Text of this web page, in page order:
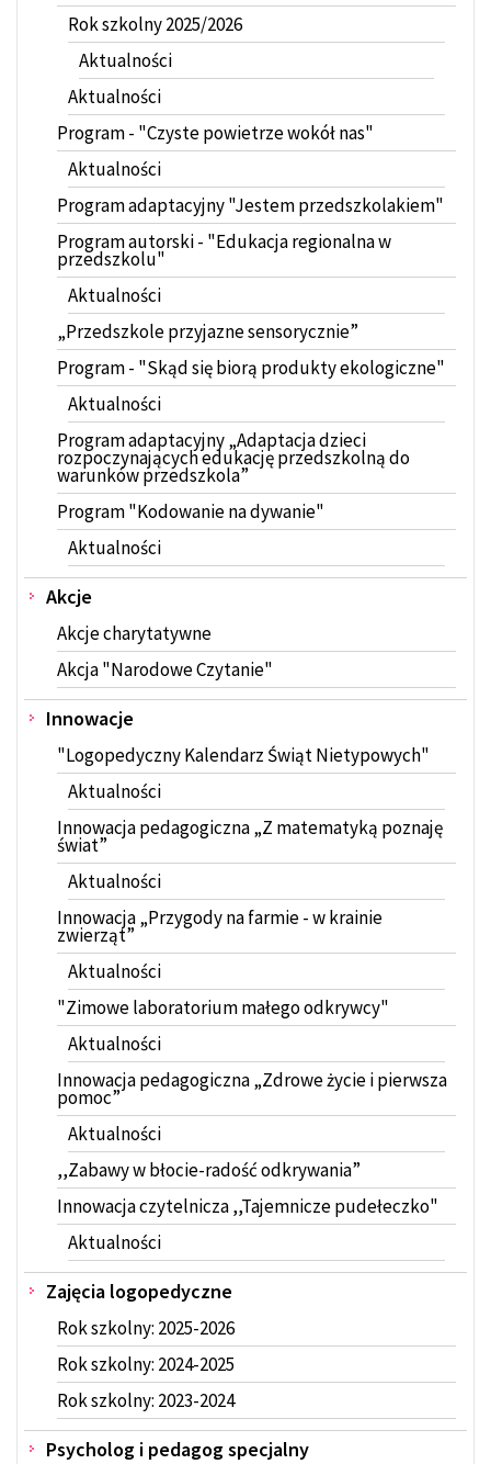
Rok szkolny 2025/2026
Aktualności
Aktualności
Program - "Czyste powietrze wokół nas"
Aktualności
Program adaptacyjny "Jestem przedszkolakiem"
Program autorski - "Edukacja regionalna w
przedszkolu"
Aktualności
„Przedszkole przyjazne sensorycznie”
Program - "Skąd się biorą produkty ekologiczne"
Aktualności
Program adaptacyjny „Adaptacja dzieci
rozpoczynających edukację przedszkolną do
warunków przedszkola”
Program "Kodowanie na dywanie"
Aktualności
Akcje
Akcje charytatywne
Akcja "Narodowe Czytanie"
Innowacje
"Logopedyczny Kalendarz Świąt Nietypowych"
Aktualności
Innowacja pedagogiczna „Z matematyką poznaję
świat”
Aktualności
Innowacja „Przygody na farmie - w krainie
zwierząt”
Aktualności
"Zimowe laboratorium małego odkrywcy"
Aktualności
Innowacja pedagogiczna „Zdrowe życie i pierwsza
pomoc”
Aktualności
,,Zabawy w błocie-radość odkrywania”
Innowacja czytelnicza ,,Tajemnicze pudełeczko"
Aktualności
Zajęcia logopedyczne
Rok szkolny: 2025-2026
Rok szkolny: 2024-2025
Rok szkolny: 2023-2024
Psycholog i pedagog specjalny